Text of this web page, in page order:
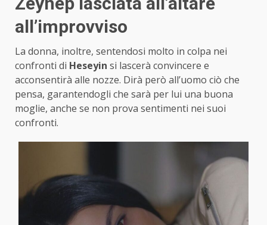
all’improvviso
La donna, inoltre, sentendosi molto in colpa nei
confronti di Heseyin si lascerà convincere e
acconsentirà alle nozze. Dirà però all’uomo ciò che
pensa, garantendogli che sarà per lui una buona
moglie, anche se non prova sentimenti nei suoi
confronti.